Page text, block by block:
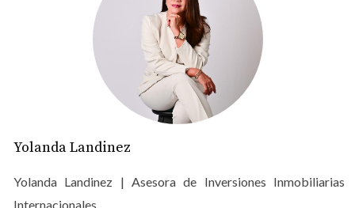
zona y pueda guiarte en el proceso. Otro error común es
no considerar la ubicación. Punta Cana es vasta y cada
área tiene sus propias características y ventajas. Invertir
en una propiedad en una zona menos deseable puede
resultar en dificultades para alquilarla o venderla en el
futuro. Además, muchos inversores pasan por alto los
costos adicionales asociados con la compra de
y seguros, lo que puede afectar drásticamente el retorno
Yolanda Landinez
Yolanda Landinez | Asesora de Inversiones Inmobiliarias
Internacionales.